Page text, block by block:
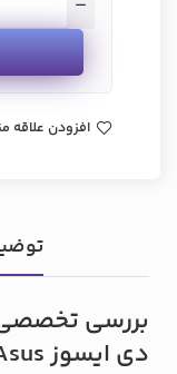
افزودن علاقه
دی ایسوز Asus مدل X556 سفید استوک